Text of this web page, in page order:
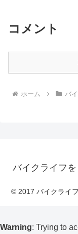
コメント
ホーム バ
バイクライフ
© 2017 バイクライ
Warning: Trying to